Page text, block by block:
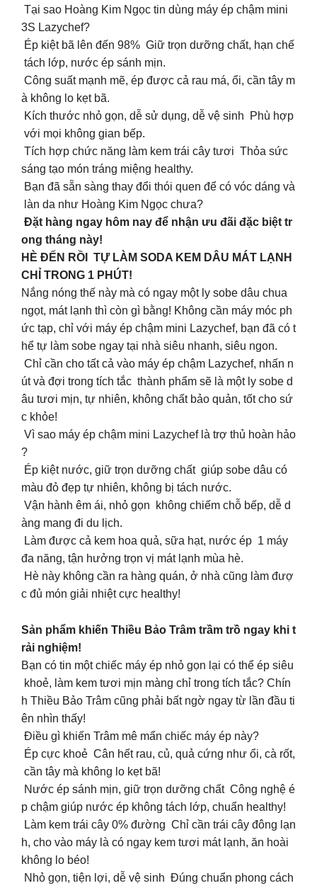
Tại sao Hoàng Kim Ngọc tin dùng máy ép chậm mini
3S Lazychef?
Ép kiệt bã lên đến 98% Giữ trọn dưỡng chất, hạn chế
tách lớp, nước ép sánh mịn.
Công suất mạnh mẽ, ép được cả rau má, ổi, cần tây m
à không lo kẹt bã.
Kích thước nhỏ gọn, dễ sử dụng, dễ vệ sinh Phù hợp
với mọi không gian bếp.
Tích hợp chức năng làm kem trái cây tươi Thỏa sức
sáng tạo món tráng miệng healthy.
Bạn đã sẵn sàng thay đổi thói quen để có vóc dáng và
làn da như Hoàng Kim Ngọc chưa?
Đặt hàng ngay hôm nay để nhận ưu đãi đặc biệt tr
ong tháng này!
HÈ ĐẾN RỒI TỰ LÀM SODA KEM DÂU MÁT LẠNH
CHỈ TRONG 1 PHÚT!
Nắng nóng thế này mà có ngay một ly sobe dâu chua
ngọt, mát lạnh thì còn gì bằng! Không cần máy móc ph
ức tạp, chỉ với máy ép chậm mini Lazychef, bạn đã có t
hể tự làm sobe ngay tại nhà siêu nhanh, siêu ngon.
Chỉ cần cho tất cả vào máy ép chậm Lazychef, nhấn n
út và đợi trong tích tắc thành phẩm sẽ là một ly sobe d
âu tươi mịn, tự nhiên, không chất bảo quản, tốt cho sứ
c khỏe!
Vì sao máy ép chậm mini Lazychef là trợ thủ hoàn hảo
?
Ép kiệt nước, giữ trọn dưỡng chất giúp sobe dâu có
màu đỏ đẹp tự nhiên, không bị tách nước.
Vận hành êm ái, nhỏ gọn không chiếm chỗ bếp, dễ d
àng mang đi du lịch.
Làm được cả kem hoa quả, sữa hạt, nước ép 1 máy
đa năng, tận hưởng trọn vị mát lạnh mùa hè.
Hè này không cần ra hàng quán, ở nhà cũng làm đượ
c đủ món giải nhiệt cực healthy!
Sản phẩm khiến Thiều Bảo Trâm trầm trồ ngay khi t
rải nghiệm!
Bạn có tin một chiếc máy ép nhỏ gọn lại có thể ép siêu
khoẻ, làm kem tươi mịn màng chỉ trong tích tắc? Chín
h Thiều Bảo Trâm cũng phải bất ngờ ngay từ lần đầu ti
ên nhìn thấy!
Điều gì khiến Trâm mê mẩn chiếc máy ép này?
Ép cực khoẻ Cân hết rau, củ, quả cứng như ổi, cà rốt,
cần tây mà không lo kẹt bã!
Nước ép sánh mịn, giữ trọn dưỡng chất Công nghệ é
p chậm giúp nước ép không tách lớp, chuẩn healthy!
Làm kem trái cây 0% đường Chỉ cần trái cây đông lạn
h, cho vào máy là có ngay kem tươi mát lạnh, ăn hoài
không lo béo!
Nhỏ gọn, tiện lợi, dễ vệ sinh Đúng chuẩn phong cách